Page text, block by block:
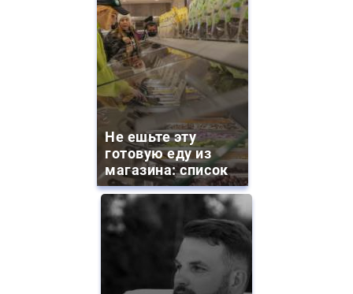
Не ешьте эту
готовую еду из
магазина: список